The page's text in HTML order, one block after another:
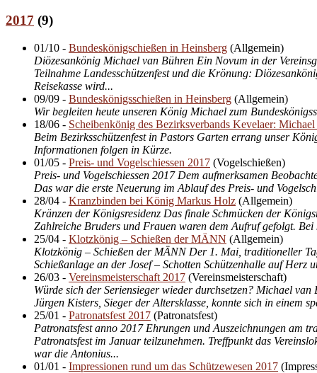
2017 (9)
01/10 - Bundeskönigschießen in Heinsberg (Allgemein)
Diözesankönig Michael van Bühren Ein Novum in der
Teilnahme Landesschützenfest und die Krönung:
Reisekasse wird...
09/09 - Bundeskönigsschießen in Heinsberg (Allgemein)
Wir begleiten heute unseren König Michael zum
18/06 - Scheibenkönig des Bezirksverbands Kevelaer:
Beim Bezirksschützenfest in Pastors Garten errang unser
Informationen folgen in Kürze.
01/05 - Preis- und Vogelschiessen 2017 (Vogelschießen)
Preis- und Vogelschiessen 2017 Dem aufmerksamen
Das war die erste Neuerung im Ablauf des Preis- und
28/04 - Kranzbinden bei König Markus Holz (Allgemein)
Kränzen der Königsresidenz Das finale Schmücken der
Zahlreiche Bruders und Frauen waren dem Aufruf gefolgt.
25/04 - Klotzkönig – Schießen der MÄNN (Allgemein)
Klotzkönig – Schießen der MÄNN Der 1. Mai, traditioneller
Schießanlage an der Josef – Schotten Schützenhalle auf
26/03 - Vereinsmeisterschaft 2017 (Vereinsmeisterschaft)
Würde sich der Seriensieger wieder durchsetzen? Michael
Jürgen Kisters, Sieger der Altersklasse, konnte sich in einem
25/01 - Patronatsfest 2017 (Patronatsfest)
Patronatsfest anno 2017 Ehrungen und Auszeichnungen am
Patronatsfest im Januar teilzunehmen. Treffpunkt das
war die Antonius...
01/01 - Impressionen rund um das Schützewesen 2017 (